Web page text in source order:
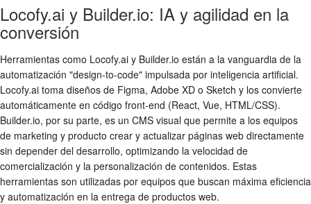
Locofy.ai y Builder.io: IA y agilidad en la
conversión
Herramientas como Locofy.ai y Builder.io están a la vanguardia de la
automatización "design-to-code" impulsada por inteligencia artificial.
Locofy.ai toma diseños de Figma, Adobe XD o Sketch y los convierte
automáticamente en código front-end (React, Vue, HTML/CSS).
Builder.io, por su parte, es un CMS visual que permite a los equipos
de marketing y producto crear y actualizar páginas web directamente
sin depender del desarrollo, optimizando la velocidad de
comercialización y la personalización de contenidos. Estas
herramientas son utilizadas por equipos que buscan máxima eficiencia
y automatización en la entrega de productos web.